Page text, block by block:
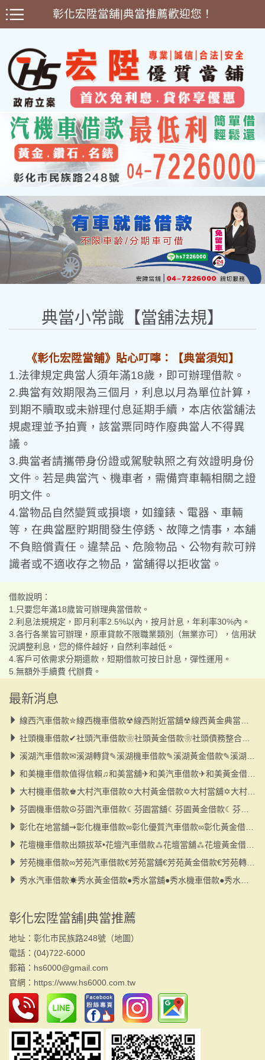
彰化宏陞當舖|典當推薦歡迎您！
典當小常識【當舖法規】
《彰化宏陞當舖》貼心叮嚀：【典當須知】
1.法律規定典當人須年滿18歲，即可辦理借款。
2.典當有效期限為三個月，利息以月為單位計算，
到期不贖取或未辦理付息延期手續，本店依當舖法
規處理並予拍賣，該當票同時作廢典當人不得異
議。
3.典當者請攜帶身份證或駕駛執照之有效證明身份
文件。若是典當汽、機車者，需備齊車輛相關之證
明文件。
4.當物品自然變質或損壞，如鐘錶、電器、車輛
等，在典當壓貯期間發生停銹、故障之情事，本舖
不負賠償責任。違禁品、危險物品、公物有款可辨
識者或不適收存之物品，當舖得以拒收當。
借款說明：
1.只要您年滿18歲皆可辦理典當借款。
2.利息法規規定，即月利率2.5%以內，按月計息，年利率30%內。
3.各行各業皆可辦理，原車貸款不限職業類別（無業亦可），信用狀
況調整利息，您的條件越好，自然利率越低。
4.客戶可依需求分期還款，短期借款可按日計息，彈性運用。
5.無額外手續費 代辦費。
最新消息
線西汽車借款✮線西機車借款☢線西附近當舖☢線西黃金典當☢線西大小額
社頭機車借款✔社頭汽車借款❀社頭黃金借款❀社頭債務整合❀社頭當舖❀小額
溪湖汽車借款✉溪湖轉貸✎溪湖機車借款✎溪湖黃金借款✎溪湖當舖✎小額借款
和美機車借款值得信賴♫和美當舖✈和美汽車借款✈和美黃金借款✈和美小額借款
大村機車借款♚大村汽車借款✡大村黃金借款✡大村當舖✡大村小額借款✡債務整合
芬園機車借款☮芬園汽車借款☾芬園當舖☾芬園黃金借款☾芬園轉貸☾小額借款
彰化在地當舖⇝彰化機車借款∞彰化優質汽車借款∞彰化黃金借款∞彰化小額借款
花壇機車借款出類拔萃•花壇汽車借款⁂花壇當舖⁂花壇黃金借款⁂花壇小額借款
芳苑機車借款∞芳苑汽車借款€芳苑當舖€芳苑黃金借款€芳苑轉貸€小額借款
秀水汽車借款☀秀水黃金借款●秀水當舖●秀水機車借款●秀水大小額●秀水轉貸
彰化宏陞當舖|典當推薦
地址：彰化市民族路248號（地圖）
電話：(04)722-6000
郵箱：hs6000@gmail.com
官網： https://www.hs6000.com.tw